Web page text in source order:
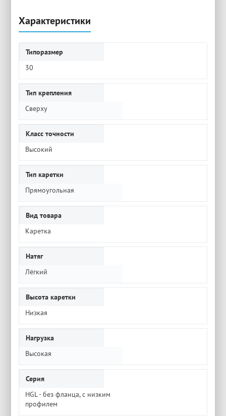
Характеристики
Типоразмер
30
Тип крепления
Сверху
Класс точности
Высокий
Тип каретки
Прямоугольная
Вид товара
Каретка
Натяг
Лёгкий
Высота каретки
Низкая
Нагрузка
Высокая
Серия
HGL - без фланца, с низким
профилем